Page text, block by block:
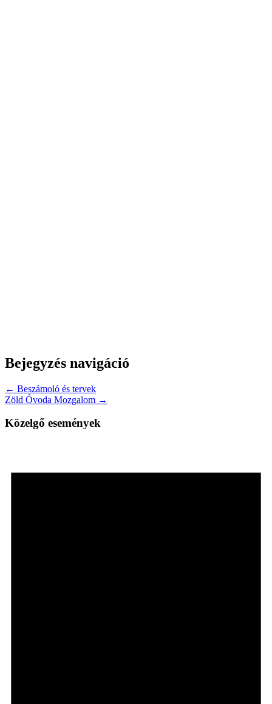
Bejegyzés navigáció
← Beszámoló és tervek
Zöld Óvoda Mozgalom →
Közelgő események